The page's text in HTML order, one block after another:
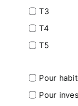
T3
T4
T5
Pour
Pour